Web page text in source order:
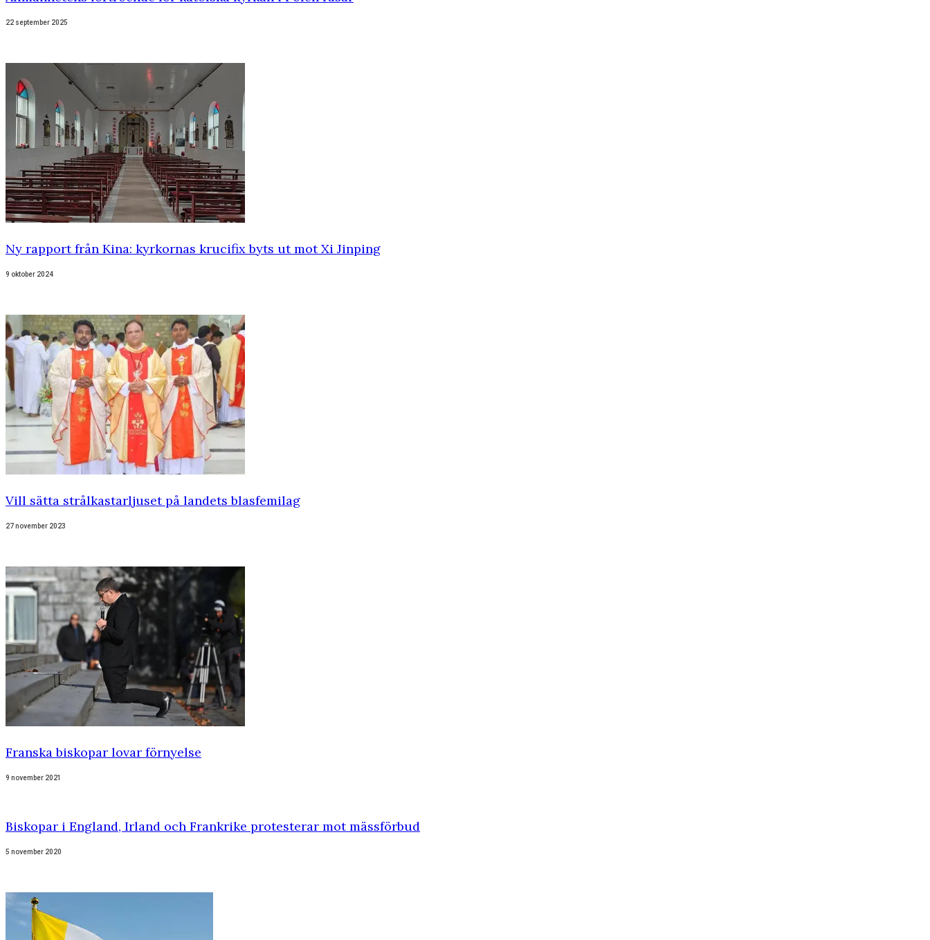
22 september 2025
Ny rapport från Kina: kyrkornas krucifix byts ut mot Xi Jinping
9 oktober 2024
Vill sätta strålkastarljuset på landets blasfemilag
27 november 2023
Franska biskopar lovar förnyelse
9 november 2021
Biskopar i England, Irland och Frankrike protesterar mot mässförbud
5 november 2020